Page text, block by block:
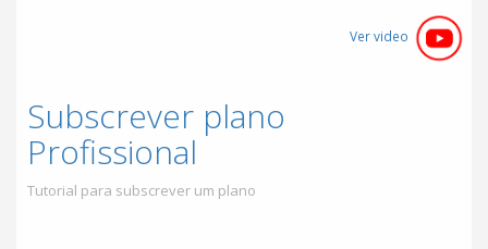
Ver video
Subscrever plano
Profissional
Tutorial para subscrever um plano